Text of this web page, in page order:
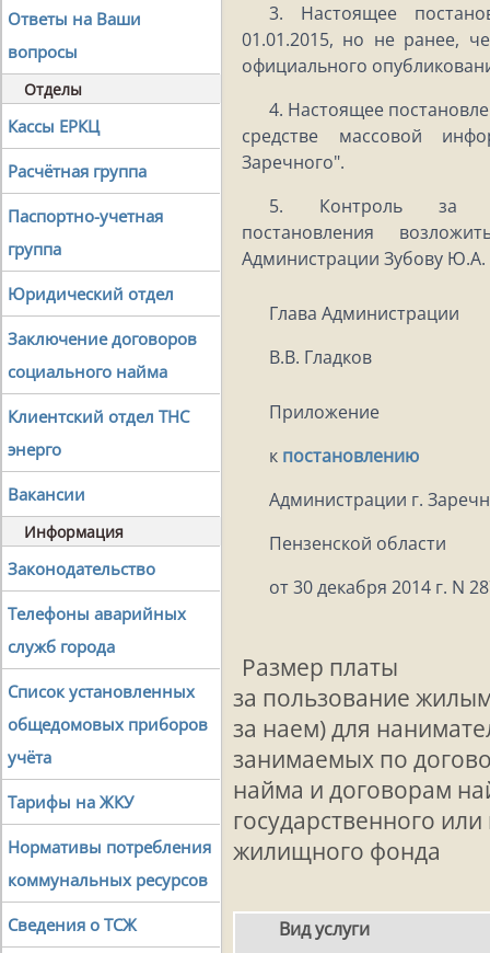
Ответы на Ваши
вопросы
Отделы
Кассы ЕРКЦ
Расчётная группа
Паспортно-учетная
группа
Юридический отдел
Заключение договоров
социального найма
Клиентский отдел ТНС
энерго
Вакансии
Информация
Законодательство
Телефоны аварийных
служб города
Список установленных
общедомовых приборов
учёта
Тарифы на ЖКУ
Нормативы потребления
коммунальных ресурсов
Сведения о ТСЖ
3. Настоящее
01.01.2015, но не ранее,
официального
4. Настоящее
средстве массовой
Заречного".
5. Контроль за
постановления
Администрации Зубову Ю.А.
Глава Администрации
В.В. Гладков
Приложение
к постановлению
Администрации г.
Пензенской области
от 30 декабря 2014 г. N
Размер платы
за пользование
за наем) для
занимаемых по
найма и договорам
государственного
жилищного фонда
Вид услуги